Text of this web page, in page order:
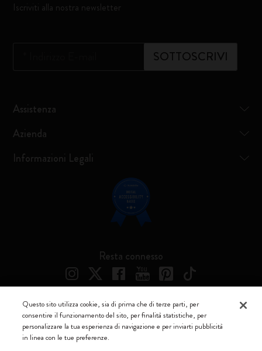
Iscriviti alla nostra newsletter
SOTTOSCRIVI
Assistenza
Azienda
Informazioni Legali
Resta connesso
Moleskine ® è un marchio registrato di Moleskine Srl a socio unico
Moleskine srl a socio unico - Via Bergognone, 34 – 20144 Milano -
Questo sito utilizza cookie, sia di prima che di terze parti, per
consentire il funzionamento del sito, per finalità statistiche, per
personalizzare la tua esperienza di navigazione e per inviarti pubblicità
in linea con le tue preferenze.